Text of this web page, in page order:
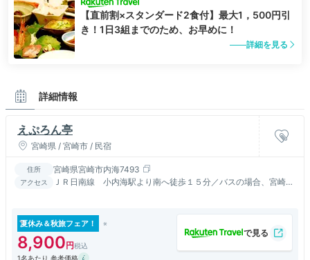
【直前割×スタンダード2食付】最大1，500円引
き！1日3組までのため、お早めに！
詳細を見る
詳細情報
えぷろん亭
宮崎県 / 宮崎市 / 民宿
住所 宮崎県宮崎市内海7493
アクセス
ＪＲ日南線 小内海駅より南へ徒歩１５分／バスの場合、宮崎交
夏休み＆秋旅フェア！
8,900
1名あたり 参考価格